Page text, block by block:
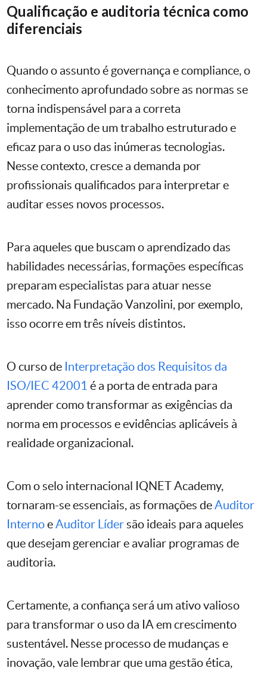
Qualificação e auditoria técnica como
diferenciais
Quando o assunto é governança e compliance, o
conhecimento aprofundado sobre as normas se
torna indispensável para a correta
implementação de um trabalho estruturado e
eficaz para o uso das inúmeras tecnologias.
Nesse contexto, cresce a demanda por
profissionais qualificados para interpretar e
auditar esses novos processos.
Para aqueles que buscam o aprendizado das
habilidades necessárias, formações específicas
preparam especialistas para atuar nesse
mercado. Na Fundação Vanzolini, por exemplo,
isso ocorre em três níveis distintos.
O curso de Interpretação dos Requisitos da
ISO/IEC 42001 é a porta de entrada para
aprender como transformar as exigências da
norma em processos e evidências aplicáveis à
realidade organizacional.
Com o selo internacional IQNET Academy,
tornaram-se essenciais, as formações deAuditor
InternoeAuditor Lídersão ideais para aqueles
que desejam gerenciar e avaliar programas de
auditoria.
Certamente, a confiança será um ativo valioso
para transformar o uso da IA em crescimento
sustentável. Nesse processo de mudanças e
inovação, vale lembrar que uma gestão ética,